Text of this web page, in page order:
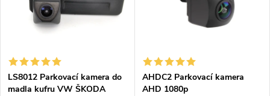
LS8012 Parkovací kamera do
madla kufru VW ŠKODA
AHDC2 Parkovací kamera
AHD 1080p